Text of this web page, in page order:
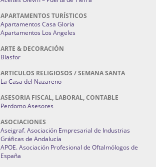
APARTAMENTOS TURÍSTICOS
Apartamentos Casa Gloria
Apartamentos Los Angeles
ARTE & DECORACIÓN
Blasfor
ARTICULOS RELIGIOSOS / SEMANA SANTA
La Casa del Nazareno
ASESORIA FISCAL, LABORAL, CONTABLE
Perdomo Asesores
ASOCIACIONES
Aseigraf. Asociación Empresarial de Industrias
Gráficas de Andalucía
APOE. Asociación Profesional de Oftalmólogos de
España